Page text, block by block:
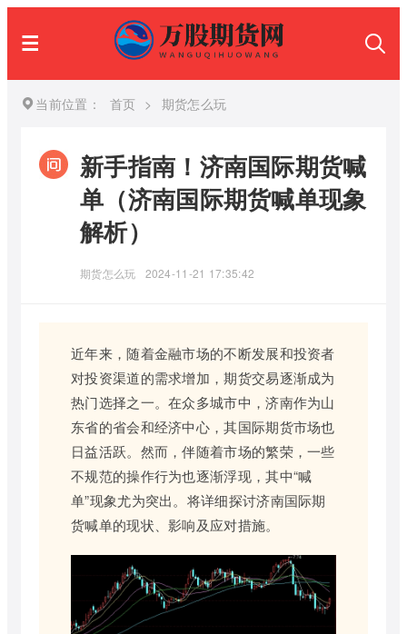
当前位置： 首页 > 期货怎么玩
新手指南！济南国际期货喊
单（济南国际期货喊单现象
解析）
期货怎么玩 2024-11-21 17:35:42
近年来，随着金融市场的不断发展和投资者
对投资渠道的需求增加，期货交易逐渐成为
热门选择之一。在众多城市中，济南作为山
东省的省会和经济中心，其国际期货市场也
日益活跃。然而，伴随着市场的繁荣，一些
不规范的操作行为也逐渐浮现，其中“喊
单”现象尤为突出。将详细探讨济南国际期
货喊单的现状、影响及应对措施。